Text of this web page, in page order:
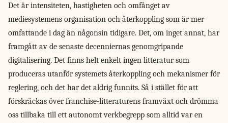
Det är intensiteten, hastigheten och omfånget av
mediesystemens organisation och återkoppling som är mer
omfattande i dag än någonsin tidigare. Det, om inget annat, har
framgått av de senaste decenniernas genomgripande
digitalisering. Det finns helt enkelt ingen litteratur som
produceras utanför systemets återkoppling och mekanismer för
reglering, och det har det aldrig funnits. Så i stället för att
förskräckas över franchise-litteraturens framväxt och drömma
oss tillbaka till ett autonomt verkbegrepp som alltid var en